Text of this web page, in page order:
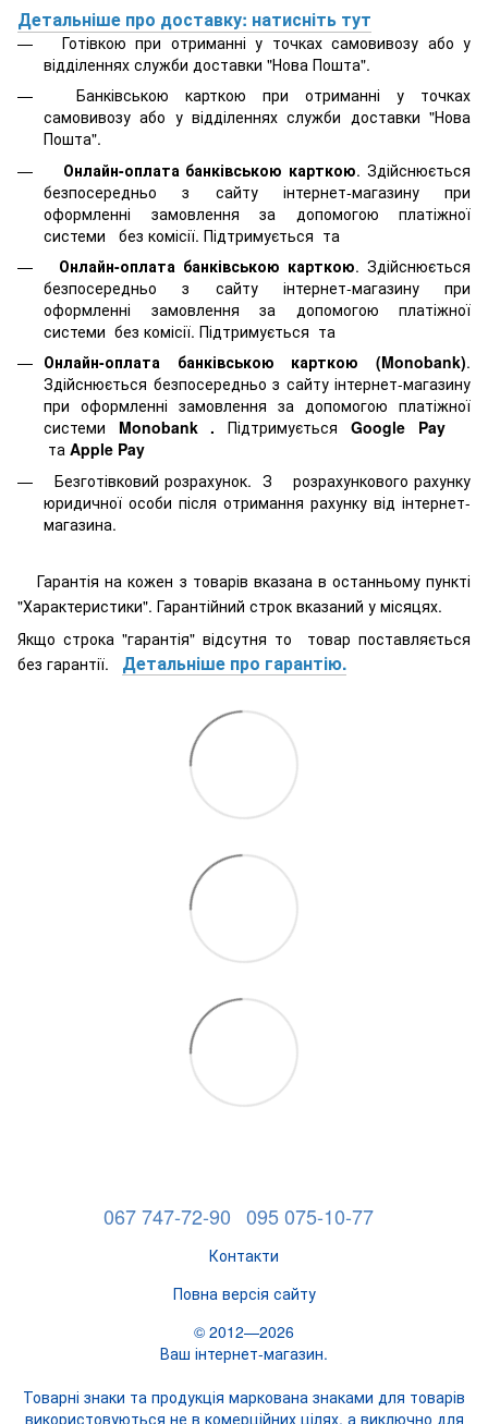
Детальніше про доставку: натисніть тут
Готівкою при отриманні у точках самовивозу або у
відділеннях служби доставки "Нова Пошта".
Банківською карткою при отриманні у точках
самовивозу або у відділеннях служби доставки "Нова
Пошта".
Онлайн-оплата банківською карткою. Здійснюється
безпосередньо з сайту інтернет-магазину при
оформленні замовлення за допомогою платіжної
системи
без комісії. Підтримується та
Онлайн-оплата банківською карткою. Здійснюється
безпосередньо з сайту інтернет-магазину при
оформленні замовлення за допомогою платіжної
системи без комісії. Підтримується та
Онлайн-оплата банківською карткою (Monobank).
Здійснюється безпосередньо з сайту інтернет-магазину
при оформленні замовлення за допомогою платіжної
системи Monobank .Підтримується Google Pay
та Apple Pay
Безготівковий розрахунок. З розрахункового рахунку
юридичної особи після отримання рахунку від інтернет-
магазина.
Гарантія на кожен з товарів вказана в останньому пункті
"Характеристики". Гарантійний строк вказаний у місяцях.
Якщо строка "гарантія" відсутня то товар поставляється
без гарантії. Детальніше про гарантію.
067 747-72-90 095 075-10-77
Контакти
Повна версія сайту
© 2012—2026
Ваш інтернет-магазин.
Товарні знаки та продукція маркована знаками для товарів
використовуються не в комерційних цілях, а виключно для